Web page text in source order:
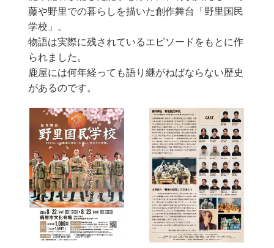
藤や野里での暮らしを描いた創作舞台「野里国民
学校」。
物語は実際に残されているエピソードをもとに作
られました。
鹿屋には何年経っても語り継がねばならない歴史
があるのです。